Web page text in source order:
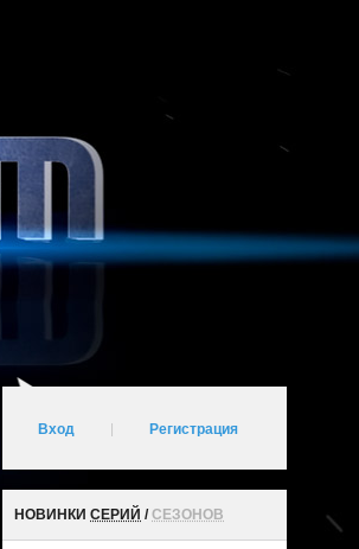
Вход Регистрация
НОВИНКИ СЕРИЙ /СЕЗОНОВ